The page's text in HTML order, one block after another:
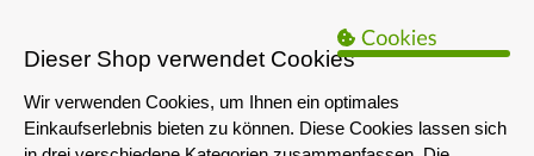
Das servershop-bayern.de Angebot richtet sich nur an
Unternehmen i.S.d. § 14 BGB sowie die öffentliche Hand. Ein Verkauf
an Privatpersonen ist nicht möglich.
Dieser Shop verwendet Cookies
Wir verwenden Cookies, um Ihnen ein optimales
Einkaufserlebnis bieten zu können. Diese Cookies lassen sich